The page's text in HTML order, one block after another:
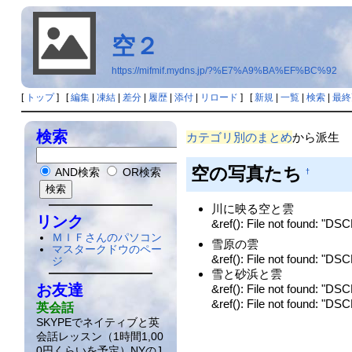
空２
https://mifmif.mydns.jp/?%E7%A9%BA%EF%BC%92
[ トップ] [編集| 凍結| 差分| 履歴| 添付| リロード ] [新規| 一覧| 検索| 最
カテゴリ別のまとめから派生
空の写真たち †
川に映る空と雲
&ref(): File not found:
雪原の雲
&ref(): File not found:
雪と砂浜と雲
&ref(): File not found:
&ref(): File not found:
検索
AND検索 OR検索
リンク
ＭＩＦさんのパソコン
マスタークドウのペー
ジ
お友達
英会話
SKYPEでネイティブと英
会話レッスン（1時間1,00